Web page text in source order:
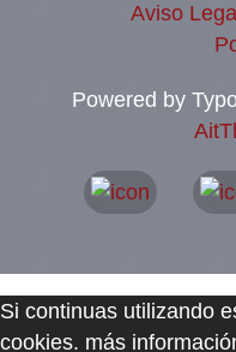
Aviso Legal
Powered by
Si continuas utilizando
cookies. más